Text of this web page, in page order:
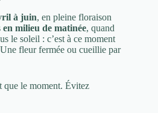
à juin, en pleine floraison
en milieu de matinée, quand
le soleil : c’est à ce moment
fleur fermée ou cueillie par
que le moment. Évitez